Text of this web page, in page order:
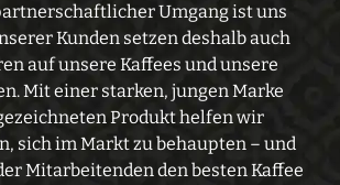
Umgang ist uns
Kunden setzen deshalb auch
auf unsere Kaffees und unsere
Mit einer starken, jungen Marke
Produkt helfen wir
sich im Markt zu behaupten – und
Mitarbeitenden den besten Kaffee